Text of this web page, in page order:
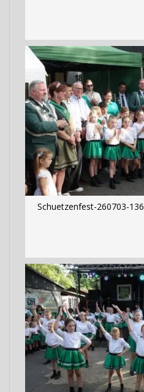
Schuetzenfest-260703-136